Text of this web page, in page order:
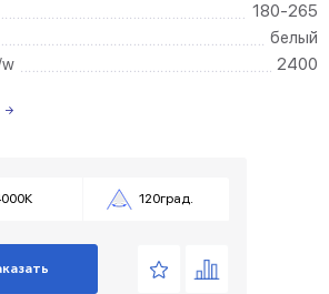
180-265
белый
2400
120град.